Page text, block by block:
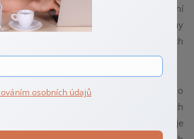
pravosti dokumentů nebo sledování
financí mohou kryptoměny
uchování hodnoty, zejména v časech
inflace.
rizika spojená s investicemi do
nejasné regulace a potenciálních
těchto nových technologií je
osobních údajů